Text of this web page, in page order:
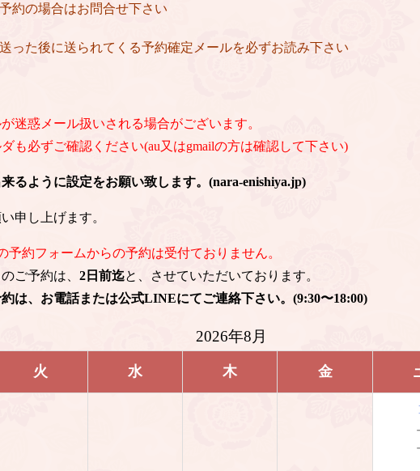
約の場合はお問合せ下さい
った後に送られてくる予約確定メールを必ずお読み下さい
迷惑メール扱いされる場合がございます。
も必ずご確認ください(au又はgmailの方は確認して下さい)
来るように設定をお願い致します。(nara-enishiya.jp)
申し上げます。
予約フォームからの予約は受付ておりません。
ご予約は、 2日前迄と、させていただいております。
は、お電話または公式LINEにてご連絡下さい。(9:30〜18:00)
2026年8月
火 水 木 金